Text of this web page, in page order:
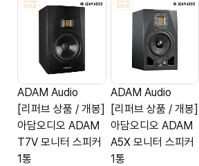
ADAM Audio
[리퍼브 상품 / 개봉]
아담오디오 ADAM
T7V 모니터 스피커
1통
ADAM Audio
[리퍼브 상품 / 개봉]
아담오디오 ADAM
A5X 모니터 스피커
1통